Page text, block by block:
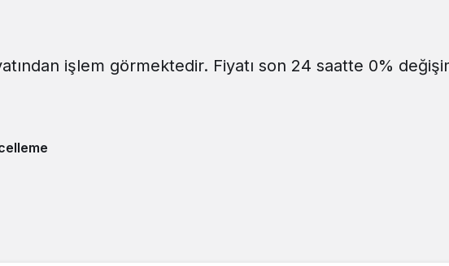
işlem görmektedir. Fiyatı son 24 saatte 0%